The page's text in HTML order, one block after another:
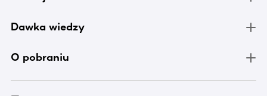
Dawka wiedzy
O pobraniu